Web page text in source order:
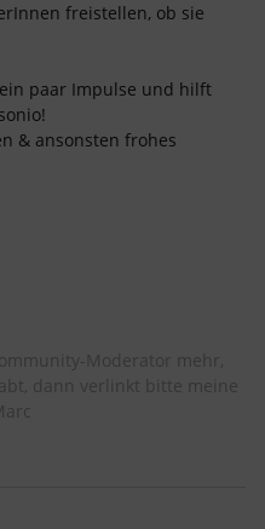
freistellen, ob sie
paar Impulse und hilft
& ansonsten frohes
Moderator mehr,
dann verlinkt bitte meine